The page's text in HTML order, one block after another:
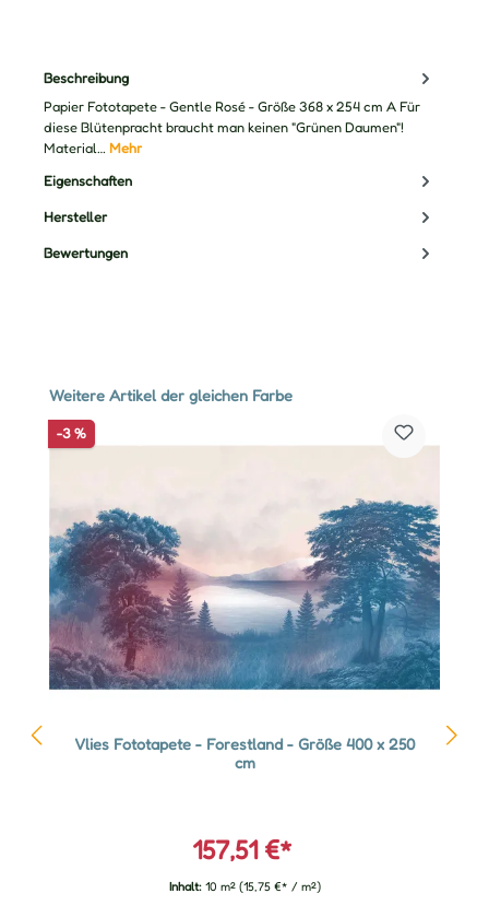
Beschreibung
Papier Fototapete - Gentle Rosé - Größe 368 x 254 cm A Für
diese Blütenpracht braucht man keinen "Grünen Daumen"!
Material… Mehr
Eigenschaften
Hersteller
Bewertungen
Produktgalerie überspringen
Weitere Artikel der gleichen Farbe
-3 %
Vlies Fototapete - Forestland - Größe 400 x 250
cm
157,51 €*
Inhalt: 10 m² (15,75 €* / m²)